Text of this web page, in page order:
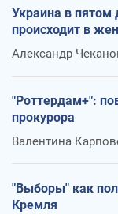
Украина в пятом
происходит в
Александр
"Роттердам+":
прокурора
Валентина
"Выборы" как
Кремля